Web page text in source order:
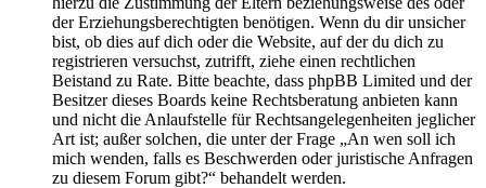
der Erziehungsberechtigten benötigen. Wenn du dir unsicher
bist, ob dies auf dich oder die Website, auf der du dich zu
registrieren versuchst, zutrifft, ziehe einen rechtlichen
Beistand zu Rate. Bitte beachte, dass phpBB Limited und der
Besitzer dieses Boards keine Rechtsberatung anbieten kann
und nicht die Anlaufstelle für Rechtsangelegenheiten jeglicher
Art ist; außer solchen, die unter der Frage „An wen soll ich
mich wenden, falls es Beschwerden oder juristische Anfragen
zu diesem Forum gibt?“ behandelt werden.